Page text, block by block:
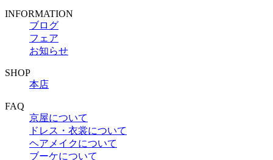
INFORMATION
ブログ
フェア
お知らせ
SHOP
本店
FAQ
京屋について
ドレス・衣裳について
ヘアメイクについて
ブーケについて